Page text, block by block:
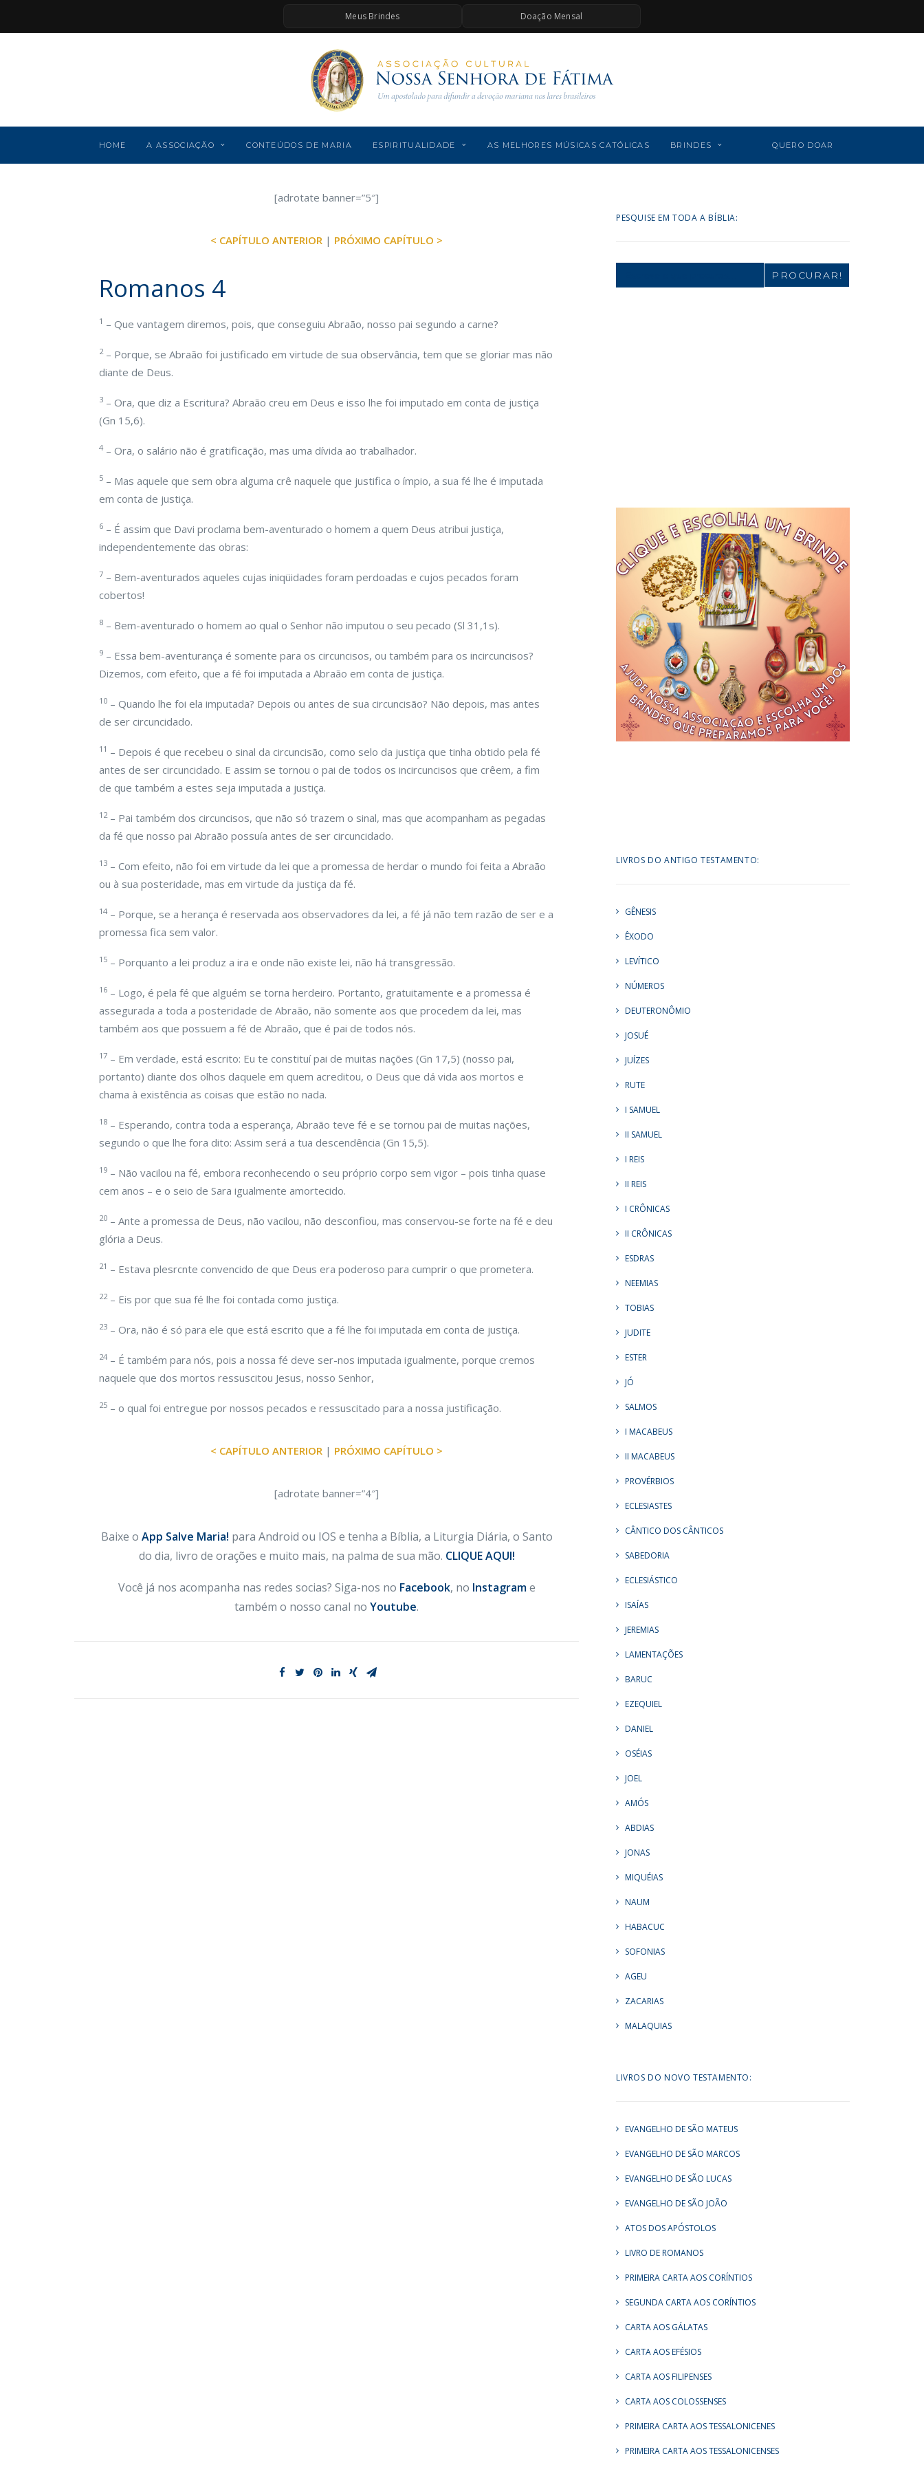
Meus Brindes Doação Mensal
HOME A ASSOCIAÇÃO CONTEÚDOS DE MARIA ESPIRITUALIDADE AS MELHORES MÚSICAS CATÓLICAS BRINDES QUERO DOAR
[adrotate banner=”5″]
< CAPÍTULO ANTERIOR | PRÓXIMO CAPÍTULO >
Romanos 4
1 – Que vantagem diremos, pois, que conseguiu Abraão, nosso pai segundo a carne?
2– Porque, se Abraão foi justificado em virtude de sua observância, tem que se gloriar mas não
diante de Deus.
3 – Ora, que diz a Escritura? Abraão creu em Deus e isso lhe foi imputado em conta de justiça
(Gn 15,6).
4 – Ora, o salário não é gratificação, mas uma dívida ao trabalhador.
5 – Mas aquele que sem obra alguma crê naquele que justifica o ímpio, a sua fé lhe é imputada
em conta de justiça.
6 – É assim que Davi proclama bem-aventurado o homem a quem Deus atribui justiça,
independentemente das obras:
7 – Bem-aventurados aqueles cujas iniqüidades foram perdoadas e cujos pecados foram
cobertos!
8 – Bem-aventurado o homem ao qual o Senhor não imputou o seu pecado (Sl 31,1s).
9 – Essa bem-aventurança é somente para os circuncisos, ou também para os incircuncisos?
Dizemos, com efeito, que a fé foi imputada a Abraão em conta de justiça.
10 – Quando lhe foi ela imputada? Depois ou antes de sua circuncisão? Não depois, mas antes
de ser circuncidado.
11 – Depois é que recebeu o sinal da circuncisão, como selo da justiça que tinha obtido pela fé
antes de ser circuncidado. E assim se tornou o pai de todos os incircuncisos que crêem, a fim
de que também a estes seja imputada a justiça.
12– Pai também dos circuncisos, que não só trazem o sinal, mas que acompanham as pegadas
da fé que nosso pai Abraão possuía antes de ser circuncidado.
13 – Com efeito, não foi em virtude da lei que a promessa de herdar o mundo foi feita a Abraão
ou à sua posteridade, mas em virtude da justiça da fé.
14 – Porque, se a herança é reservada aos observadores da lei, a fé já não tem razão de ser e a
promessa fica sem valor.
15 – Porquanto a lei produz a ira e onde não existe lei, não há transgressão.
16 – Logo, é pela fé que alguém se torna herdeiro. Portanto, gratuitamente e a promessa é
assegurada a toda a posteridade de Abraão, não somente aos que procedem da lei, mas
também aos que possuem a fé de Abraão, que é pai de todos nós.
17 – Em verdade, está escrito: Eu te constituí pai de muitas nações (Gn 17,5) (nosso pai,
portanto) diante dos olhos daquele em quem acreditou, o Deus que dá vida aos mortos e
chama à existência as coisas que estão no nada.
18 – Esperando, contra toda a esperança, Abraão teve fé e se tornou pai de muitas nações,
segundo o que lhe fora dito: Assim será a tua descendência (Gn 15,5).
19 – Não vacilou na fé, embora reconhecendo o seu próprio corpo sem vigor – pois tinha quase
cem anos – e o seio de Sara igualmente amortecido.
20 – Ante a promessa de Deus, não vacilou, não desconfiou, mas conservou-se forte na fé e deu
glória a Deus.
21 – Estava plesrcnte convencido de que Deus era poderoso para cumprir o que prometera.
22– Eis por que sua fé lhe foi contada como justiça.
23 – Ora, não é só para ele que está escrito que a fé lhe foi imputada em conta de justiça.
24 – É também para nós, pois a nossa fé deve ser-nos imputada igualmente, porque cremos
naquele que dos mortos ressuscitou Jesus, nosso Senhor,
25 – o qual foi entregue por nossos pecados e ressuscitado para a nossa justificação.
< CAPÍTULO ANTERIOR | PRÓXIMO CAPÍTULO >
[adrotate banner=”4″]
Baixe o App Salve Maria! para Android ou IOS e tenha a Bíblia, a Liturgia Diária, o Santo
do dia, livro de orações e muito mais, na palma de sua mão. CLIQUE AQUI!
Você já nos acompanha nas redes socias? Siga-nos no Facebook, no Instagrame
também o nosso canal no Youtube.
PESQUISE EM TODA A BÍBLIA:
Search
LIVROS DO ANTIGO TESTAMENTO:
GÊNESIS
ÊXODO
LEVÍTICO
NÚMEROS
DEUTERONÔMIO
JOSUÉ
JUÍZES
RUTE
I SAMUEL
II SAMUEL
I REIS
II REIS
I CRÔNICAS
II CRÔNICAS
ESDRAS
NEEMIAS
TOBIAS
JUDITE
ESTER
JÓ
SALMOS
I MACABEUS
II MACABEUS
PROVÉRBIOS
ECLESIASTES
CÂNTICO DOS CÂNTICOS
SABEDORIA
ECLESIÁSTICO
ISAÍAS
JEREMIAS
LAMENTAÇÕES
BARUC
EZEQUIEL
DANIEL
OSÉIAS
JOEL
AMÓS
ABDIAS
JONAS
MIQUÉIAS
NAUM
HABACUC
SOFONIAS
AGEU
ZACARIAS
MALAQUIAS
LIVROS DO NOVO TESTAMENTO:
EVANGELHO DE SÃO MATEUS
EVANGELHO DE SÃO MARCOS
EVANGELHO DE SÃO LUCAS
EVANGELHO DE SÃO JOÃO
ATOS DOS APÓSTOLOS
LIVRO DE ROMANOS
PRIMEIRA CARTA AOS CORÍNTIOS
SEGUNDA CARTA AOS CORÍNTIOS
CARTA AOS GÁLATAS
CARTA AOS EFÉSIOS
CARTA AOS FILIPENSES
CARTA AOS COLOSSENSES
PRIMEIRA CARTA AOS TESSALONICENES
PRIMEIRA CARTA AOS TESSALONICENSES